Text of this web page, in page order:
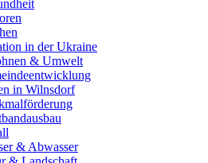
in der Ukraine
& Umwelt
in Wilnsdorf
& Abwasser